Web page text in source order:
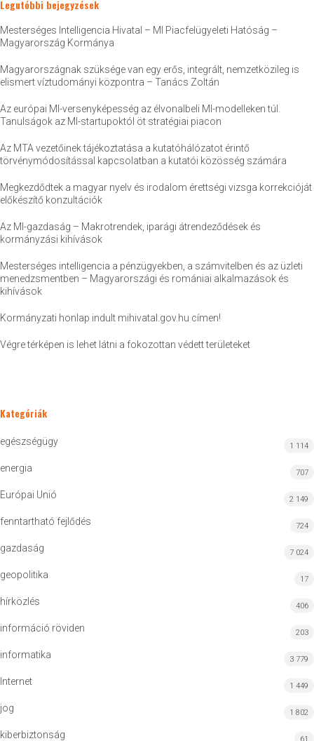
Legutóbbi bejegyzések
Mesterséges Intelligencia Hivatal – MI Piacfelügyeleti Hatóság –
Magyarország Kormánya
Magyarországnak szüksége van egy erős, integrált, nemzetközileg is
elismert víztudományi központra – Tanács Zoltán
Az európai MI-versenyképesség az élvonalbeli MI-modelleken túl.
Tanulságok az MI-startupoktól öt stratégiai piacon
Az MTA vezetőinek tájékoztatása a kutatóhálózatot érintő
törvénymódosítással kapcsolatban a kutatói közösség számára
Megkezdődtek a magyar nyelv és irodalom érettségi vizsga korrekcióját
előkészítő konzultációk
Az MI-gazdaság – Makrotrendek, iparági átrendeződések és
kormányzási kihívások
Mesterséges intelligencia a pénzügyekben, a számvitelben és az üzleti
menedzsmentben – Magyarországi és romániai alkalmazások és
kihívások
Kormányzati honlap indult mihivatal.gov.hu címen!
Végre térképen is lehet látni a fokozottan védett területeket
Kategóriák
egészségügy 1 114
energia 707
Európai Unió 2 149
fenntartható fejlődés 724
gazdaság 7 024
geopolitika 17
hírközlés 406
információ röviden 203
informatika 3 779
Internet 1 449
jog 1 802
kiberbiztonság 61